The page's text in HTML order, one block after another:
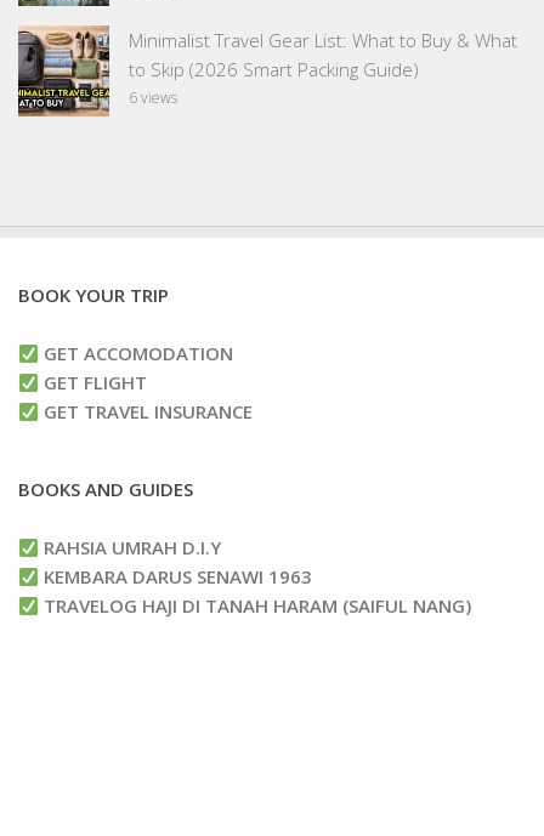
Minimalist Travel Gear List: What to Buy & What
to Skip (2026 Smart Packing Guide)
6 views
BOOK YOUR TRIP
GET ACCOMODATION
GET FLIGHT
GET TRAVEL INSURANCE
BOOKS AND GUIDES
RAHSIA UMRAH D.I.Y
KEMBARA DARUS SENAWI 1963
TRAVELOG HAJI DI TANAH HARAM (SAIFUL NANG)